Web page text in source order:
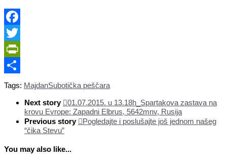
Facebook
Twitter
PrintFriendly
Share
Tags: MajdanSubotička peščara
Next story
01.07.2015. u 13.18h_Spartakova zastava na
krovu Evrope: Zapadni Elbrus, 5642mnv, Rusija
Previous story
Pogledajte i poslušajte još jednom našeg
“čika Stevu”
You may also like...